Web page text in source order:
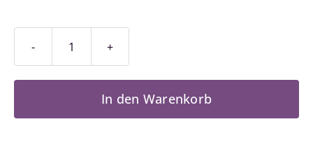
Salsa
In den Warenkorb